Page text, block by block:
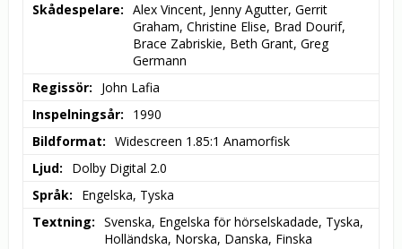
Skådespelare
Alex Vincent, Jenny Agutter, Gerrit
Graham, Christine Elise, Brad Dourif,
Brace Zabriskie, Beth Grant, Greg
Germann
Regissör
John Lafia
Inspelningsår
1990
Bildformat
Widescreen 1.85:1 Anamorfisk
Ljud
Dolby Digital 2.0
Språk
Engelska, Tyska
Textning
Svenska, Engelska för hörselskadade, Tyska,
Holländska, Norska, Danska, Finska